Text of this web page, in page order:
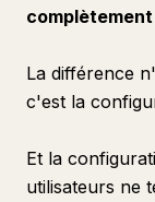
La différence
c'est la
Et la
utilisateurs ne